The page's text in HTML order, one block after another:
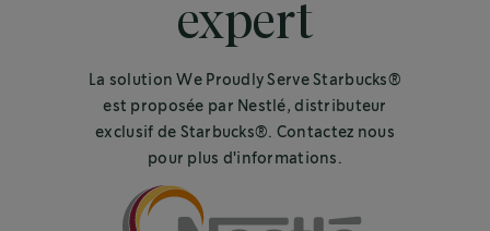
expert
La solution We Proudly Serve Starbucks®
est proposée par Nestlé, distributeur
exclusif de Starbucks®. Contactez nous
pour plus d'informations.